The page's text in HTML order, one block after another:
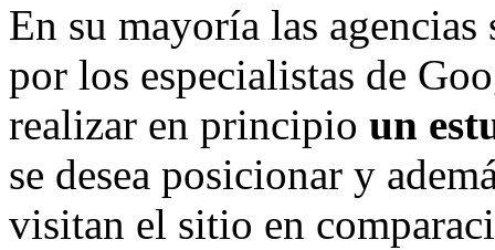
En su mayoría las agencias
por los especialistas de
realizar en principio un
se desea posicionar y
visitan el sitio en